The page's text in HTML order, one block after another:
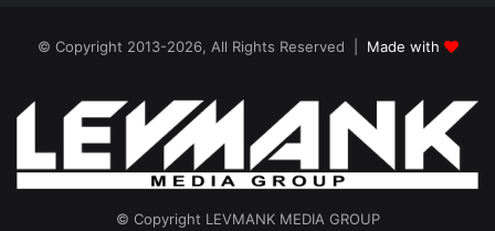
© Copyright 2013-2026, All Rights Reserved | Made with
© Copyright LEVMANK MEDIA GROUP